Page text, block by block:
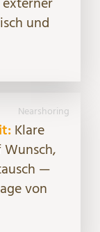
und
Nearshoring
Klare
—
von